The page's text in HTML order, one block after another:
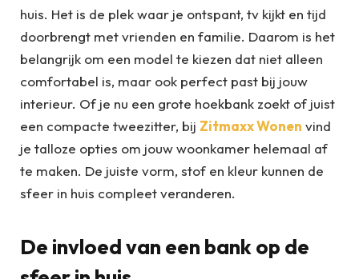
huis. Het is de plek waar je ontspant, tv kijkt en tijd
doorbrengt met vrienden en familie. Daarom is het
belangrijk om een model te kiezen dat niet alleen
comfortabel is, maar ook perfect past bij jouw
interieur. Of je nu een grote hoekbank zoekt of juist
een compacte tweezitter, bij Zitmaxx Wonen vind
je talloze opties om jouw woonkamer helemaal af
te maken. De juiste vorm, stof en kleur kunnen de
sfeer in huis compleet veranderen.
De invloed van een bank op de